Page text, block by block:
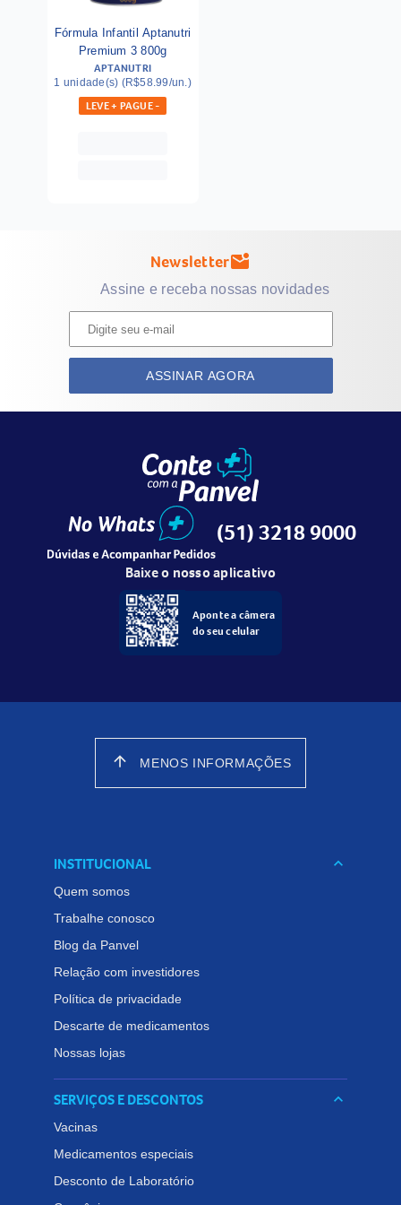
Fórmula Infantil Aptanutri
Premium 3 800g
APTANUTRI
1 unidade(s) (R$58.99/un.)
LEVE + PAGUE -
Newslettermark_email_unread
Assine e receba nossas novidades
ASSINAR AGORA
(51) 3218 9000
Baixe o nosso aplicativo
Aponte a câmera
do seu celular
arrow_upward MENOS INFORMAÇÕES
INSTITUCIONAL keyboard_arrow_down
Quem somos
Trabalhe conosco
Blog da Panvel
Relação com investidores
Política de privacidade
Descarte de medicamentos
Nossas lojas
SERVIÇOS E DESCONTOS keyboard_arrow_down
Vacinas
Medicamentos especiais
Desconto de Laboratório